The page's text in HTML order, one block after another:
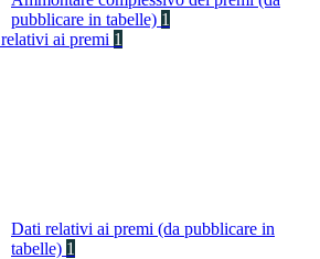
pubblicare in tabelle) 1
ai premi 1
Dati relativi ai premi (da pubblicare in
tabelle) 1